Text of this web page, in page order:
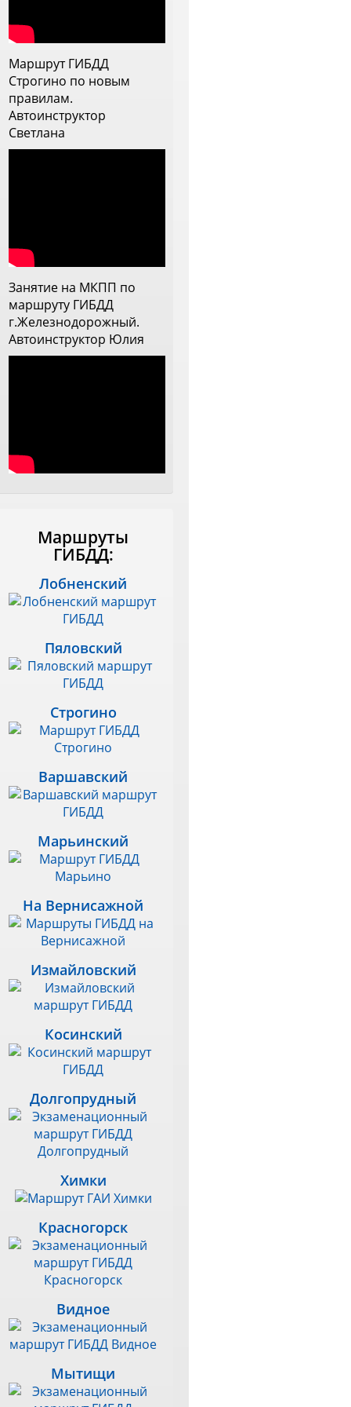
их. Теперь меня она напутствовала
ей очень благодарна
Маршрут ГИБДД
Строгино по новым
правилам.
Автоинструктор
Светлана
Занятие на МКПП по
маршруту ГИБДД
г.Железнодорожный.
Автоинструктор Юлия
Маршруты
ГИБДД:
Лобненский
Пяловский
Строгино
Варшавский
Марьинский
На Вернисажной
Измайловский
Косинский
Долгопрудный
Химки
Красногорск
Видное
Мытищи